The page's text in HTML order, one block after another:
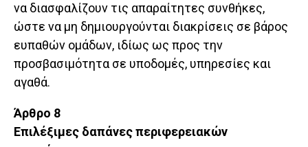
να διασφαλίζουν τις απαραίτητες συνθήκες,
ώστε να μη δημιουργούνται διακρίσεις σε βάρος
ευπαθών ομάδων, ιδίως ως προς την
προσβασιμότητα σε υποδομές, υπηρεσίες και
αγαθά.
Άρθρο 8
Επιλέξιμες δαπάνες περιφερειακών